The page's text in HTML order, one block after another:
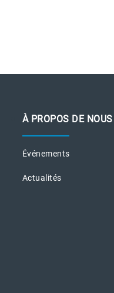
À PROPOS DE NOUS
Événements
Actualités